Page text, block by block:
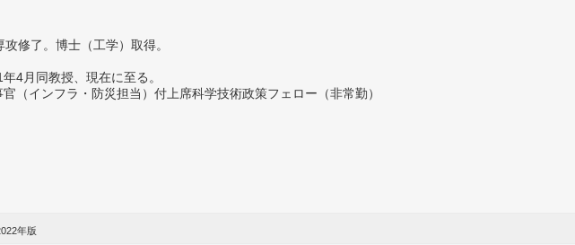
修了。博士（工学）取得。
4月同教授、現在に至る。
（インフラ・防災担当）付上席科学技術政策フェロー（非常勤）
年版